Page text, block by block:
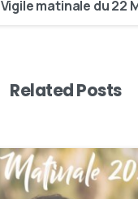
Vigile matinale du 22
Related Posts